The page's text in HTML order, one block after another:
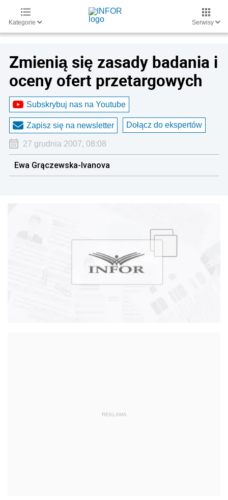
Kategorie Serwisy
Zmienią się zasady badania i
oceny ofert przetargowych
Subskrybuj nas na Youtube
Zapisz się na newsletter Dołącz do ekspertów
27 grudnia 2007, 08:08
Ewa Grączewska-Ivanova